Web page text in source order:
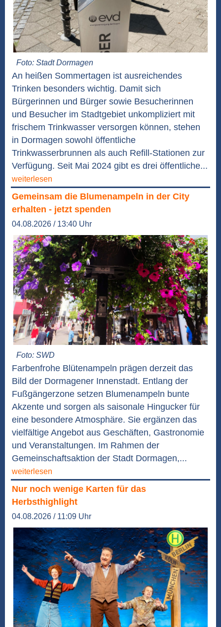
Foto: Stadt Dormagen
An heißen Sommertagen ist ausreichendes
Trinken besonders wichtig. Damit sich
Bürgerinnen und Bürger sowie Besucherinnen
und Besucher im Stadtgebiet unkompliziert mit
frischem Trinkwasser versorgen können, stehen
in Dormagen sowohl öffentliche
Trinkwasserbrunnen als auch Refill-Stationen zur
Verfügung. Seit Mai 2024 gibt es drei öffentliche...
weiterlesen
Gemeinsam die Blumenampeln in der City
erhalten - jetzt spenden
04.08.2026 / 13:40 Uhr
Foto: SWD
Farbenfrohe Blütenampeln prägen derzeit das
Bild der Dormagener Innenstadt. Entlang der
Fußgängerzone setzen Blumenampeln bunte
Akzente und sorgen als saisonale Hingucker für
eine besondere Atmosphäre. Sie ergänzen das
vielfältige Angebot aus Geschäften, Gastronomie
und Veranstaltungen. Im Rahmen der
Gemeinschaftsaktion der Stadt Dormagen,...
weiterlesen
Nur noch wenige Karten für das
Herbsthighlight
04.08.2026 / 11:09 Uhr